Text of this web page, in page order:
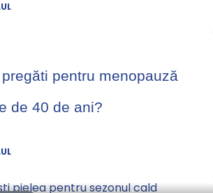
pentru menopauză
de 40 de ani?